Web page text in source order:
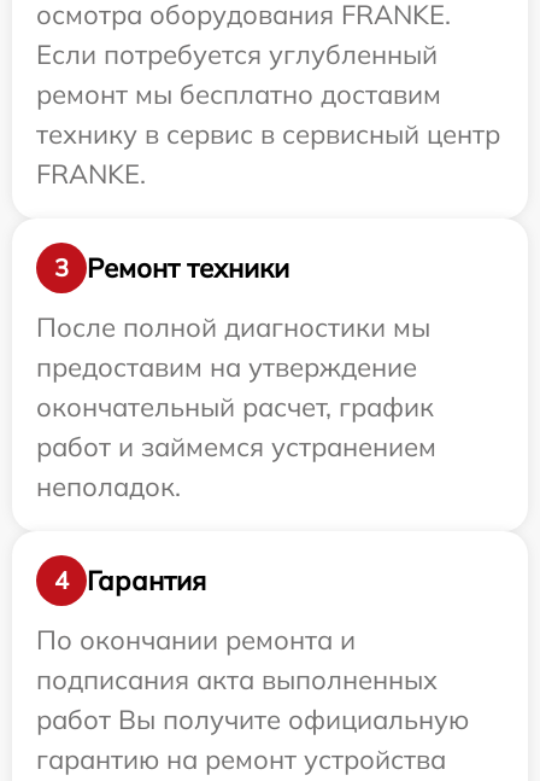
осмотра оборудования FRANKE.
Если потребуется углубленный
ремонт мы бесплатно доставим
технику в сервис в сервисный центр
FRANKE.
3
Ремонт техники
После полной диагностики мы
предоставим на утверждение
окончательный расчет, график
работ и займемся устранением
неполадок.
4
Гарантия
По окончании ремонта и
подписания акта выполненных
работ Вы получите официальную
гарантию на ремонт устройства